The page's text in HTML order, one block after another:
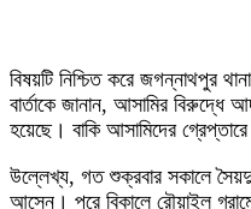
বিষয়টি নিশ্চিত করে জগন্নাথপুর
বার্তাকে জানান, আসামির বিরুদ্ধে
হয়েছে। বাকি আসামিদের
উল্লেখ্য, গত শুক্রবার সকালে
আসেন। পরে বিকালে রৌয়াইল